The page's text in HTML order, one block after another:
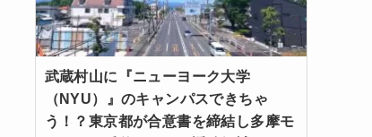
武蔵村山に『ニューヨーク大学
（NYU）』のキャンパスできちゃ
う！？東京都が合意書を締結し多摩モ